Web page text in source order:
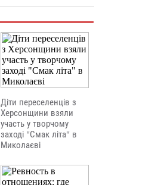
Діти переселенців з
Херсонщини взяли
участь у творчому
заході "Смак літа" в
Миколаєві